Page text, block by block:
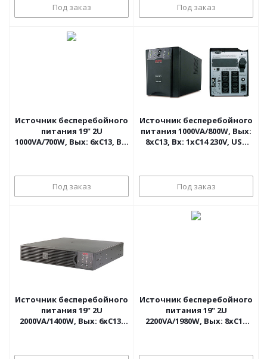
Под заказ Под заказ
Источник бесперебойного
питания 19" 2U
1000VA/700W, Вых: 6хC13, Вх:
Smart-UPS
Под заказ
Источник бесперебойного
питания 1000VA/800W, Вых:
8хC13, Вх: 1хC14 230V, USB
Под заказ
Источник бесперебойного
питания 19" 2U
2000VA/1400W, Вых: 6хC13,
Источник бесперебойного
питания 19" 2U
2200VA/1980W, Вых: 8хC13